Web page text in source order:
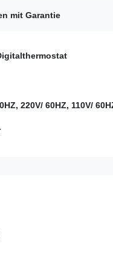
mit Garantie
220V/ 60HZ, 110V/